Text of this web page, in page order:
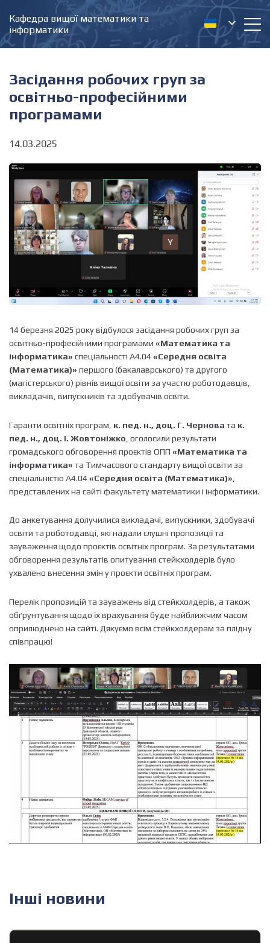
Кафедра вищої математики та
інформатики
Засідання робочих груп за
освітньо-професійними
програмами
14.03.2025
14 березня 2025 року відбулося засідання робочих груп за
освітньо-професійними програмами «Математика та
інформатика» спеціальності А4.04 «Середня освіта
(Математика)» першого (бакалаврського) та другого
(магістерського) рівнів вищої освіти за участю роботодавців,
викладачів, випускників та здобувачів освіти.
Гаранти освітніх програм, к. пед. н., доц. Г. Чернова та к.
пед. н., доц. І. Жовтоніжко , оголосили результати
громадського обговорення проєктів ОПП «Математика та
інформатика» та Тимчасового стандарту вищої освіти за
спеціальністю А4.04 «Середня освіта (Математика)»
представлених на сайті факультету математики і інформатики.
До анкетування долучилися викладачі, випускники, здобувачі
освіти та роботодавці, які надали слушні пропозиції та
зауваження щодо проєктів освітніх програм. За результатами
обговорення результатів опитування стейкхолдерів було
ухвалено внесення змін у проєкти освітніх програм.
Перелік пропозицій та зауважень від стейкхолдерів, а також
обґрунтування щодо їх врахування буде найближчим часом
оприлюднено на сайті. Дякуємо всім стейкхолдерам за плідну
співпрацю!
Інші новини